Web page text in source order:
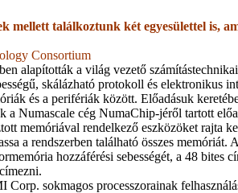
mellett találkoztunk két egyesülettel is,
Consortium
alapították a világ vezető
skálázható protokoll és elektronikus
és a perifériák között. Előadásuk
a Numascale cég NumaChip-jéről tartott
memóriával rendelkező eszközöket rajta
a rendszerben található összes memóriát.
hozzáférési sebességét, a 48 bites
Corp. sokmagos processzorainak